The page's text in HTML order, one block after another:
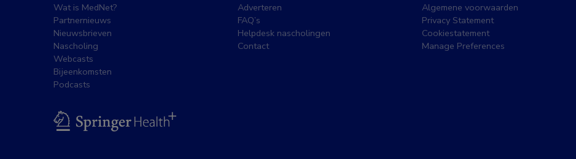
Wat is MedNet?
Partnernieuws
Nieuwsbrieven
Nascholing
Webcasts
Bijeenkomsten
Podcasts
Adverteren
FAQ’s
Helpdesk nascholingen
Contact
Algemene voorwaarden
Privacy Statement
Cookiestatement
Manage Preferences
BSL